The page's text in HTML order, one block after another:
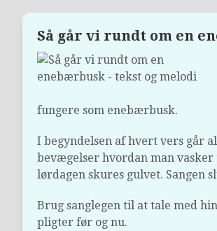
Så går vi rundt om en
fungere som enebærbusk.
I begyndelsen af hvert vers går
bevægelser hvordan man
lørdagen skures gulvet. Sangen
Brug sanglegen til at tale med
pligter før og nu.